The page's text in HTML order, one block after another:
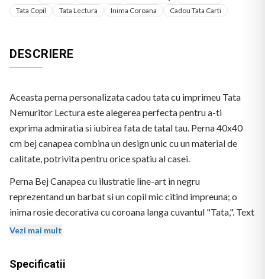
Tata Copil
Tata Lectura Inima Coroana Cadou Tata Carti
DESCRIERE
Aceasta perna personalizata cadou tata cu imprimeu Tata
Nemuritor Lectura este alegerea perfecta pentru a-ti
exprima admiratia si iubirea fata de tatal tau. Perna 40x40
cm bej canapea combina un design unic cu un material de
calitate, potrivita pentru orice spatiu al casei.
Perna Bej Canapea cu ilustratie line-art in negru
reprezentand un barbat si un copil mic citind impreuna; o
inima rosie decorativa cu coroana langa cuvantul "Tata,". Text
negru: "Tata, daca viata ta ar depinde de iubirea pe care ti-o
Vezi mai mult
Specificatii